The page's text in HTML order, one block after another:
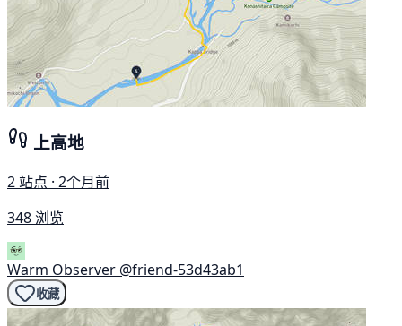
上高地
2 站点 · 2个月前
348 浏览
Warm Observer @friend-53d43ab1
收藏